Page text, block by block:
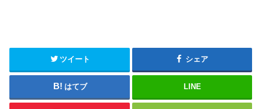
ツイート シェア
はてブ LINE